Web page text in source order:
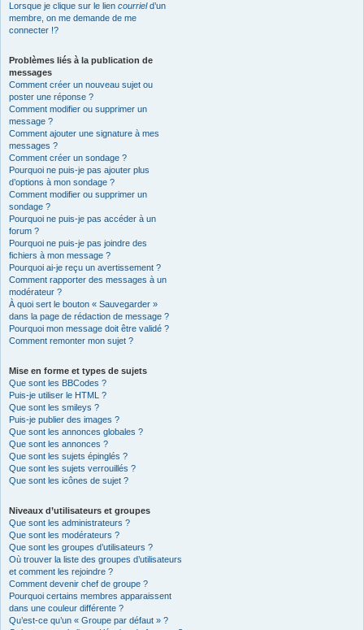
Lorsque je clique sur le lien courrield’un
membre, on me demande de me
connecter !?
Problèmes liés à la publication de
messages
Comment créer un nouveau sujet ou
poster une réponse ?
Comment modifier ou supprimer un
message ?
Comment ajouter une signature à mes
messages ?
Comment créer un sondage ?
Pourquoi ne puis-je pas ajouter plus
d’options à mon sondage ?
Comment modifier ou supprimer un
sondage ?
Pourquoi ne puis-je pas accéder à un
forum ?
Pourquoi ne puis-je pas joindre des
fichiers à mon message ?
Pourquoi ai-je reçu un avertissement ?
Comment rapporter des messages à un
modérateur ?
À quoi sert le bouton « Sauvegarder »
dans la page de rédaction de message ?
Pourquoi mon message doit être validé ?
Comment remonter mon sujet ?
Mise en forme et types de sujets
Que sont les BBCodes ?
Puis-je utiliser le HTML ?
Que sont les smileys ?
Puis-je publier des images ?
Que sont les annonces globales ?
Que sont les annonces ?
Que sont les sujets épinglés ?
Que sont les sujets verrouillés ?
Que sont les icônes de sujet ?
Niveaux d’utilisateurs et groupes
Que sont les administrateurs ?
Que sont les modérateurs ?
Que sont les groupes d’utilisateurs ?
Où trouver la liste des groupes d’utilisateurs
et comment les rejoindre ?
Comment devenir chef de groupe ?
Pourquoi certains membres apparaissent
dans une couleur différente ?
Qu’est-ce qu’un « Groupe par défaut » ?